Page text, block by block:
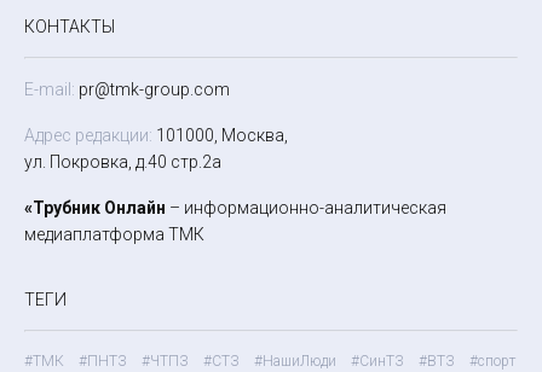
КОНТАКТЫ
E-mail: pr@tmk-group.com
Адрес редакции: 101000, Москва,
ул. Покровка, д.40 стр.2а
«Трубник Онлайн – информационно-аналитическая
медиаплатформа ТМК
ТЕГИ
#ТМК #ПНТЗ #ЧТПЗ #СТЗ #НашиЛюди #СинТЗ #ВТЗ #спорт